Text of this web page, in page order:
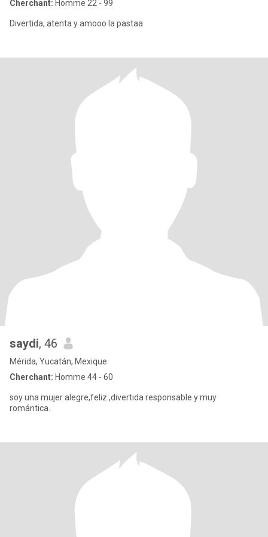
Cherchant: Homme 22 - 99
Divertida, atenta y amooo la pastaa
saydi, 46
Mérida, Yucatán, Mexique
Cherchant: Homme 44 - 60
soy una mujer alegre,feliz ,divertida responsable y muy
romántica.